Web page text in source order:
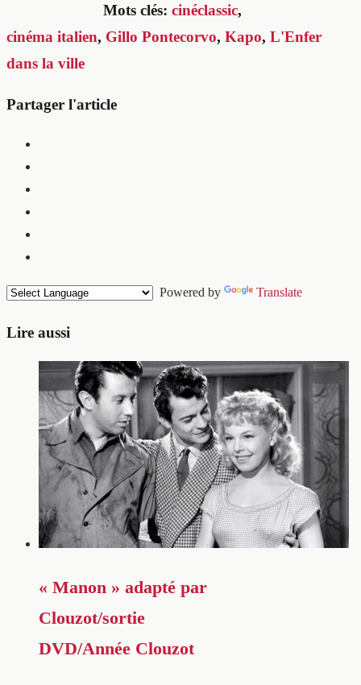
Mots clés: cinéclassic,
cinéma italien, Gillo Pontecorvo, Kapo, L'Enfer
dans la ville
Partager l'article
Powered by Translate
Lire aussi
« Manon » adapté par
Clouzot/sortie
DVD/Année Clouzot